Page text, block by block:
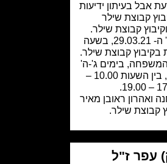
ידיעות
שילר
שילר.
ההלוויה תצא ביום ב' ה- 29.03.21, בשעה
בימים ג'-ה'
ה- 30.03-01.04.21, בין השעות 10.00 –
ראובן מאיר
שילר.
ז"ל